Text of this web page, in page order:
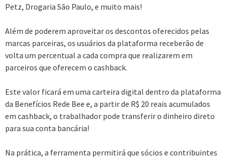
Petz, Drogaria São Paulo, e muito mais!
Além de poderem aproveitar os descontos oferecidos pelas
marcas parceiras, os usuários da plataforma receberão de
volta um percentual a cada compra que realizarem em
parceiros que oferecem o cashback.
Este valor ficará em uma carteira digital dentro da plataforma
da Benefícios Rede Bee e, a partir de R$ 20 reais acumulados
em cashback, o trabalhador pode transferir o dinheiro direto
para sua conta bancária!
Na prática, a ferramenta permitirá que sócios e contribuintes